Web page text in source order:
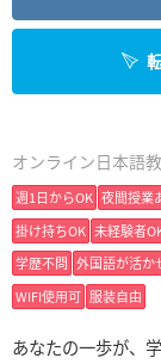
オンライン日本語
週1日からOK 夜間授業
掛け持ちOK 未経験者
学歴不問 外国語が活か
WIFI使用可 服装自由
あなたの一歩が、